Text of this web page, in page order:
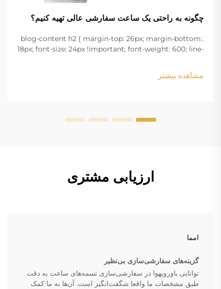
چگونه به راحتی یک ساعت سفارشی عالی تهیه کنیم؟
.blog-content h2 { margin-top: 26px; margin-bottom:
18px; font-size: 24px !important; font-weight: 600; line-
margin-bottom: 18px; font-size: 20px !important; font-
w...
مشاهده بیشتر
ارزیابی مشتری
امما
گزینه‌های سفارشی‌سازی بی‌نظیر
توانایی باورویهوا در سفارشی‌سازی تسمه‌های ساعت به دقت
طبق مشخصات ما واقعا شگفت‌انگیز است. آن‌ها به ما کمک